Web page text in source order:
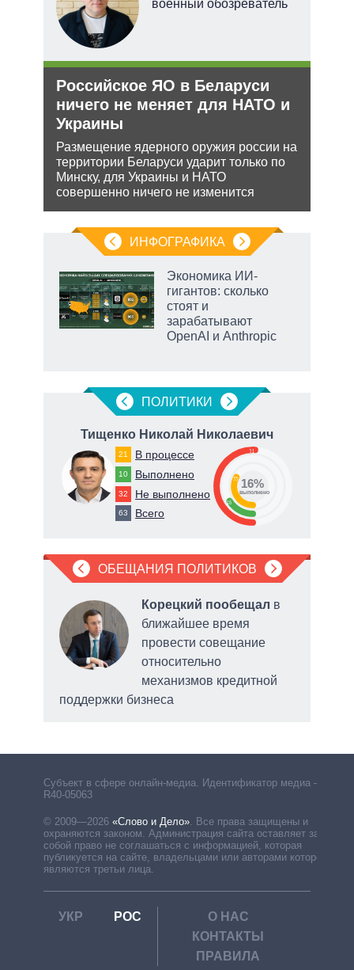
военный обозреватель
Российское ЯО в Беларуси
ничего не меняет для НАТО и
Украины
Размещение ядерного оружия россии на
территории Беларуси ударит только по
Минску, для Украины и НАТО
совершенно ничего не изменится
ИНФОГРАФИКА
Экономика ИИ-
гигантов: сколько
стоят и
зарабатывают
OpenAI и Anthropic
ПОЛИТИКИ
Тищенко Николай Николаевич
21 В процессе
10 Выполнено
32 Не выполнено
63 Всего
51
16
33 16%
выполнено
ОБЕЩАНИЯ ПОЛИТИКОВ
Корецкий пообещал в
ближайшее время
провести совещание
относительно
механизмов кредитной
поддержки бизнеса
Субъект в сфере онлайн-медиа. Идентификатор медиа –
R40-05063
© 2009—2026 «Слово и Дело». Все права защищены и
охраняются законом. Администрация сайта оставляет за
собой право не соглашаться с информацией, которая
публикуется на сайте, владельцами или авторами которой
являются третьи лица.
УКР РОС
О НАС
КОНТАКТЫ
ПРАВИЛА